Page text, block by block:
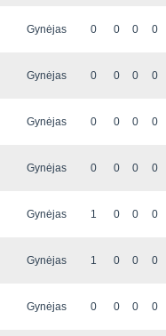
Gynėjas 0 0 0 0
Gynėjas 0 0 0 0
Gynėjas 0 0 0 0
Gynėjas 0 0 0 0
Gynėjas 1 0 0 0
Gynėjas 1 0 0 0
Gynėjas 0 0 0 0